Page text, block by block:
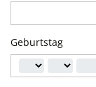
Geburtstag